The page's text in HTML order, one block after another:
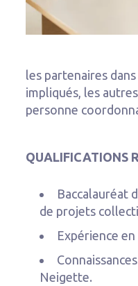
les partenaires
impliqués, les
personne
QUALIFICATIONS
Baccalauréat
de projets
Expérience
Neigette.